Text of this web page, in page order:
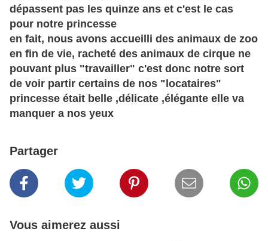
dépassent pas les quinze ans et c'est le cas
pour notre princesse
en fait, nous avons accueilli des animaux de zoo
en fin de vie, racheté des animaux de cirque ne
pouvant plus "travailler" c'est donc notre sort
de voir partir certains de nos "locataires"
princesse était belle ,délicate ,élégante elle va
manquer a nos yeux
Partager
Vous aimerez aussi